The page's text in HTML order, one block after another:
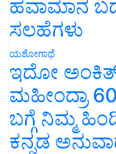
ಹವಾಮಾನ
ಸಲಹೆಗಳು
ಯಶೋಗಾಥೆ
ಇದೋ ಅಂಕಿತ್
ಮಹೀಂದ್ರಾ
ಬಗ್ಗೆ ನಿಮ್ಮ
ಕನ್ನಡ